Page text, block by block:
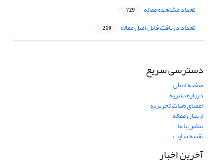
تعداد مشاهده مقاله 729
تعداد دریافت فایل اصل مقاله 210
دسترسی سریع
صفحه اصلی
درباره نشریه
اعضای هیات تحریریه
ارسال مقاله
تماس با ما
نقشه سایت
آخرین اخبار